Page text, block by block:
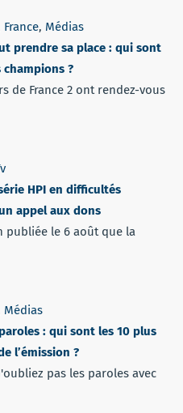
France, Médias
prendre sa place : qui sont
champions ?
de France 2 ont rendez-vous
HPI en difficultés
appel aux dons
publiée le 6 août que la
Médias
: qui sont les 10 plus
l’émission ?
pas les paroles avec